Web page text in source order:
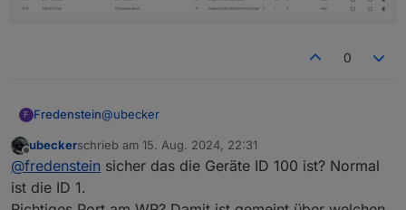
0
F Fredenstein@ubecker
Adabter ist grün
Offline
ubeckerschrieb am 15. Aug. 2024, 22:31
zuletzt editiert von
@fredenstein sicher das die Geräte ID 100 ist? Normal
ist die ID 1.